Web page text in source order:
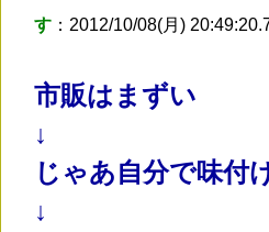
す ：2012/10/08(月)
市販はまずい
↓
じゃあ自分で味付
↓